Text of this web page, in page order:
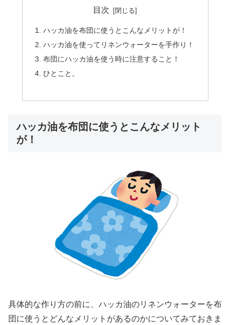
目次
ハッカ油を布団に使うとこんなメリットが！
ハッカ油を使ってリネンウォーターを手作り！
布団にハッカ油を使う時に注意すること！
ひとこと。
ハッカ油を布団に使うとこんなメリット
が！
具体的な作り方の前に、ハッカ油のリネンウォーターを布
団に使うとどんなメリットがあるのかについてみておきま